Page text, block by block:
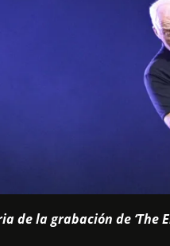
la grabación de ‘The